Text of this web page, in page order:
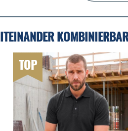
KOMBINIERBAR
TOP